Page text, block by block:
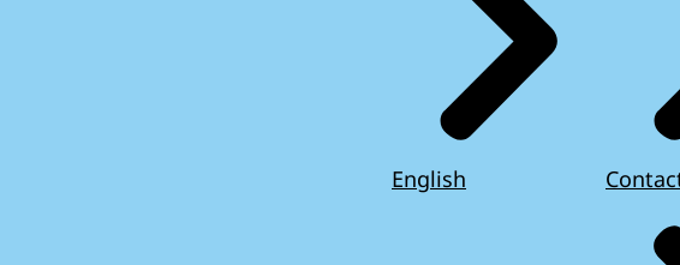
English